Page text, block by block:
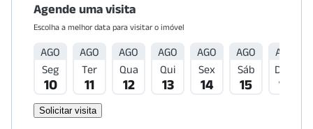
Agende uma visita
Escolha a melhor data para visitar o imóvel
AGO
Seg
10
AGO
Ter
11
AGO
Qua
12
AGO
Qui
13
AGO
Sex
14
AGO
Sáb
15
AGO
Dom
16
Solicitar visita